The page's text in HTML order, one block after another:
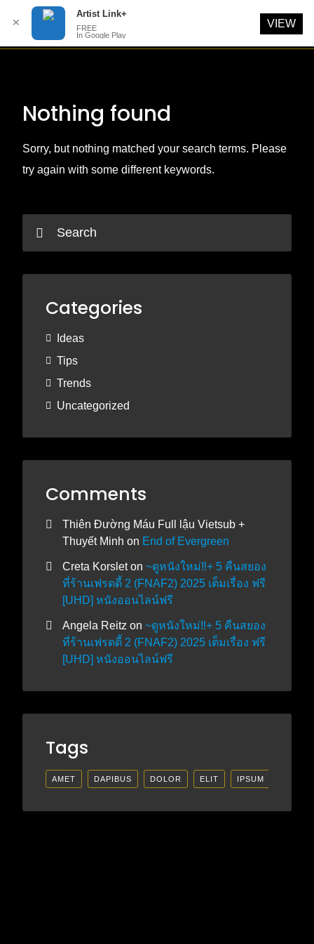
Nothing found
Sorry, but nothing matched your search terms. Please
try again with some different keywords.
Categories
Ideas
Tips
Trends
Uncategorized
Comments
Thiên Đường Máu Full lậu Vietsub +
Thuyết Minh on End of Evergreen
Creta Korsleton ~ดูหนังใหม่‼️+ 5 คืนสยอง
ที่ร้านเฟรดดี้ 2 (FNAF2) 2025 เต็มเรื่อง ฟรี
[UHD] หนังออนไลน์ฟรี
Angela Reitz on ~ดูหนังใหม่‼️+ 5 คืนสยอง
ที่ร้านเฟรดดี้ 2 (FNAF2) 2025 เต็มเรื่อง ฟรี
[UHD] หนังออนไลน์ฟรี
Tags
AMET DAPIBUS DOLOR ELIT IPSUM
✕
Artist Link+
FREE
In Google Play
VIEW